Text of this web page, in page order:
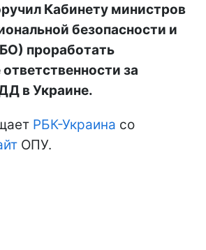
Кабинету министров
безопасности и
проработать
за
в Украине.
РБК-Украина со
ОПУ.